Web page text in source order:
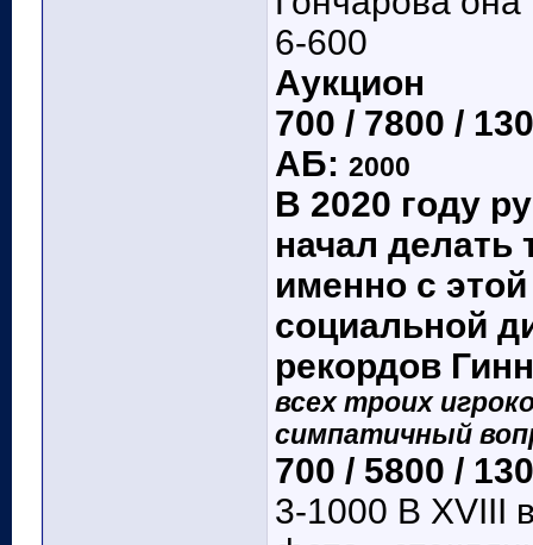
6-600
Аукцион
700 / 7800 /
АБ: 2000
В 2020 году
начал делать
именно с
социальной
рекордов
всех троих
симпатичный
700 / 5800 /
3-1000 В XVIII